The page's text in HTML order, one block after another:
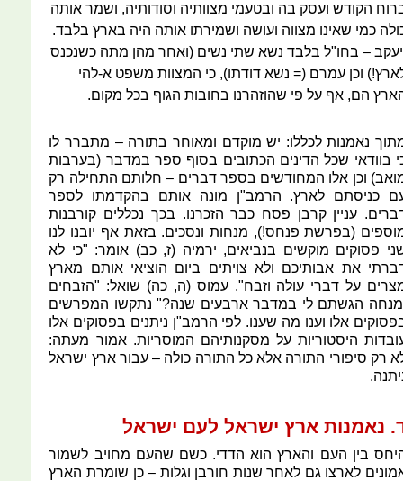
הקודש ועסק בה ובטעמי מצוותיה וסודותיה, ושמר אותה
כמי שאינו מצווה ועושה ושמירתו אותה היה בארץ בלבד.
– בחו"ל בלבד נשא שתי נשים (ואחר מהן מתה כשנכנס
וכן עמרם (= נשא דודתו), כי המצוות משפט א-להי
הם, אף על פי שהוזהרנו בחובות הגוף בכל מקום.
נאמנות לכללו: יש מוקדם ומאוחר בתורה – מתברר לו
בוודאי שכל הדינים הכתובים בסוף ספר במדבר (בערבות
וכן אלו המחודשים בספר דברים – חלותם התחילה רק
כניסתם לארץ. הרמב"ן מונה אותם בהקדמתו לספר
עניין קרבן פסח כבר הזכרנו. בכך נכללים קורבנות
(בפרשת פנחס!), מנחות ונסכים. בזאת אף יובנו לנו
פסוקים מוקשים בנביאים, ירמיה (ז, כב) אומר: "כי לא
את אבותיכם ולא צויתים ביום הוציאי אותם מארץ
על דברי עולה וזבח". עמוס (ה, כה) שואל: "הזבחים
הגשתם לי במדבר ארבעים שנה?" נתקשו המפרשים
אלו וענו מה שענו. לפי הרמב"ן ניתנים בפסוקים אלו
היסטוריות על מסקנותיהם המוסריות. אמור מעתה:
רק סיפורי התורה אלא כל התורה כולה – עבור ארץ ישראל
נאמנות ארץ ישראל לעם ישראל
בין העם והארץ הוא הדדי. כשם שהעם מחויב לשמור
לארצו גם לאחר שנות חורבן וגלות – כן שומרת הארץ